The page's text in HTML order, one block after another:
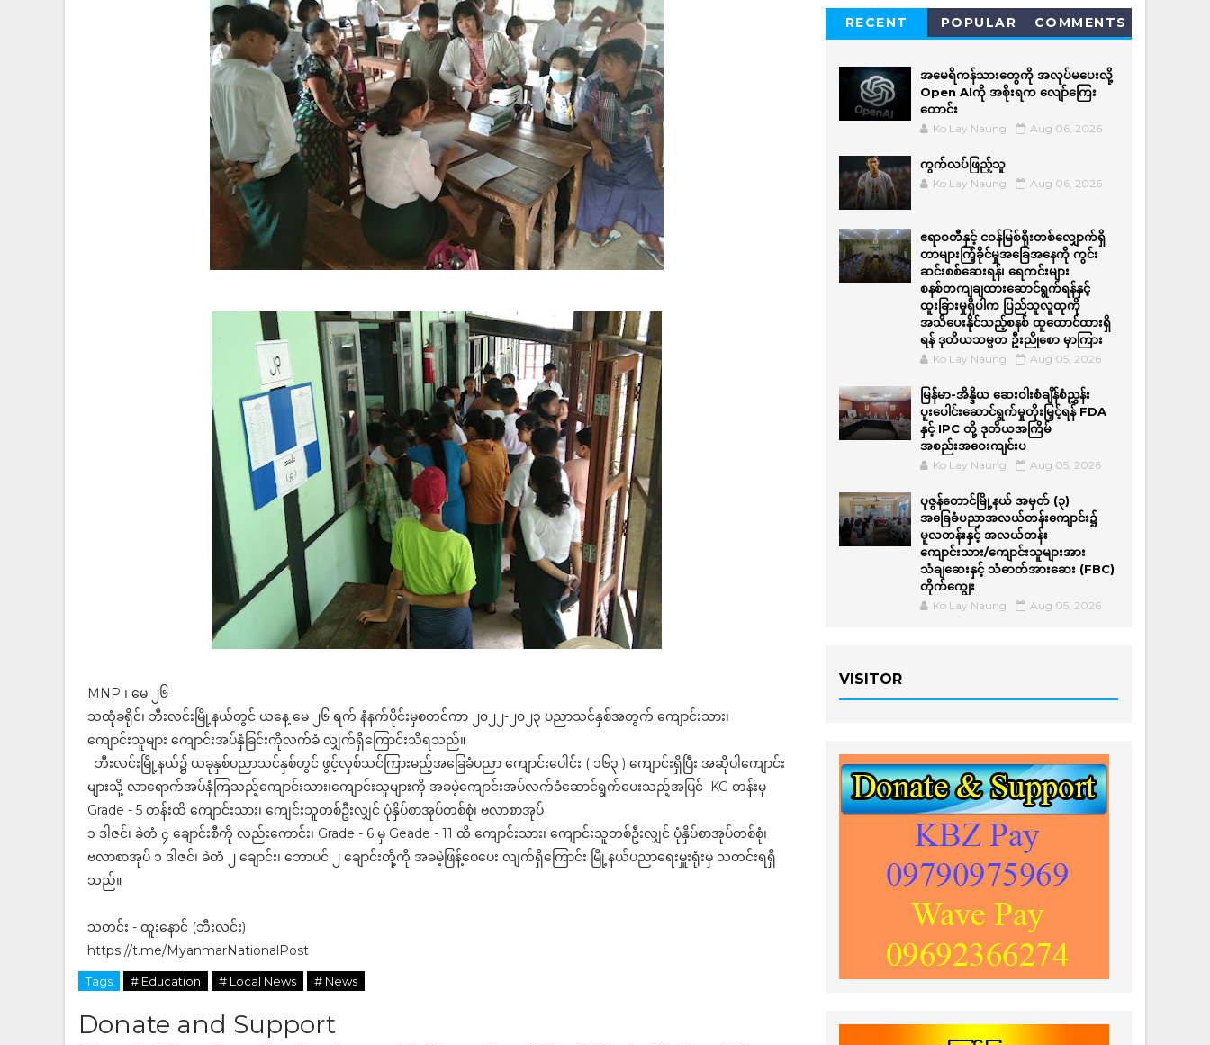
MNP ၊ မေ ၂၆
သထုံခရိုင်၊ ဘီးလင်းမြို့နယ်တွင် ယနေ့ မေ ၂၆ ရက် နံနက်ပိုင်းမှစတင်ကာ ၂၀၂၂-၂၀၂၃ ပညာသင်နှစ်အတွက် ကျောင်းသား၊
ကျောင်းသူများ ကျောင်းအပ်နှံခြင်းကိုလက်ခံ လျှက်ရှိကြောင်းသိရသည်။
ဘီးလင်းမြို့နယ်၌ ယခုနှစ်ပညာသင်နှစ်တွင် ဖွင့်လှစ်သင်ကြားမည့်အခြေခံပညာ ကျောင်းပေါင်း ( ၁၆၃ ) ကျောင်းရှိပြီး အဆိုပါကျောင်း
များသို့ လာရောက်အပ်နှံကြသည့်ကျောင်းသား၊ကျောင်းသူများကို အခမဲ့ကျောင်းအပ်လက်ခံဆောင်ရွက်ပေးသည့်အပြင် KG တန်းမှ
Grade - 5 တန်းထိ ကျောင်းသား၊ ကျေင်းသူတစ်ဦးလျှင် ပုံနှိပ်စာအုပ်တစ်စုံ၊ ဗလာစာအုပ်
၁ ဒါဇင်၊ ခဲတံ ၄ ချောင်းစီကို လည်းကောင်း၊ Grade - 6 မှ Geade - 11 ထိ ကျောင်းသား၊ ကျောင်းသူတစ်ဦးလျှင် ပုံနှိပ်စာအုပ်တစ်စုံ၊
ဗလာစာအုပ် ၁ ဒါဇင်၊ ခဲတံ ၂ ချောင်း၊ ဘောပင် ၂ ချောင်းတို့ကို အခမဲ့ဖြန့်ဝေပေး လျက်ရှိကြောင်း မြို့နယ်ပညာရေးမှူးရုံးမှ သတင်းရရှိ
သည်။
သတင်း - ထူးနောင် (ဘီးလင်း)
https://t.me/MyanmarNationalPost
Tags # Education # Local News # News
Donate and Support
RECENT POPULAR COMMENTS
အမေရိကန်သားတွေကို အလုပ်မပေးလို့
Open AIကို အစိုးရက လျော်ကြေး
တောင်း
Ko Lay Naung Aug 06, 2026
ကွက်လပ်ဖြည့်သူ
Ko Lay Naung Aug 06, 2026
ဧရာဝတီနှင့် ငဝန်မြစ်ရိုးတစ်လျှောက်ရှိ
တာများကြံ့ခိုင်မှုအခြေအနေကို ကွင်း
ဆင်းစစ်ဆေးရန်၊ ရေကင်းများ
စနစ်တကျချထားဆောင်ရွက်ရန်နှင့်
ထူးခြားမှုရှိပါက ပြည်သူလူထုကို
အသိပေးနိုင်သည့်စနစ် ထူထောင်ထားရှိ
ရန် ဒုတိယသမ္မတ ဦးညိုစော မှာကြား
Ko Lay Naung Aug 05, 2026
မြန်မာ-အိန္ဒိယ ဆေးဝါးစံချိန်စံညွှန်း
ပူးပေါင်းဆောင်ရွက်မှုတိုးမြှင့်ရန် FDA
နှင့် IPC တို့ ဒုတိယအကြိမ်
အစည်းအဝေးကျင်းပ
Ko Lay Naung Aug 05, 2026
ပုဇွန်တောင်မြို့နယ် အမှတ် (၃)
အခြေခံပညာအလယ်တန်းကျောင်း၌
မူလတန်းနှင့် အလယ်တန်း
ကျောင်းသား/ကျောင်းသူများအား
သံချဆေးနှင့် သံဓာတ်အားဆေး (FBC)
တိုက်ကျွေး
Ko Lay Naung Aug 05, 2026
VISITOR